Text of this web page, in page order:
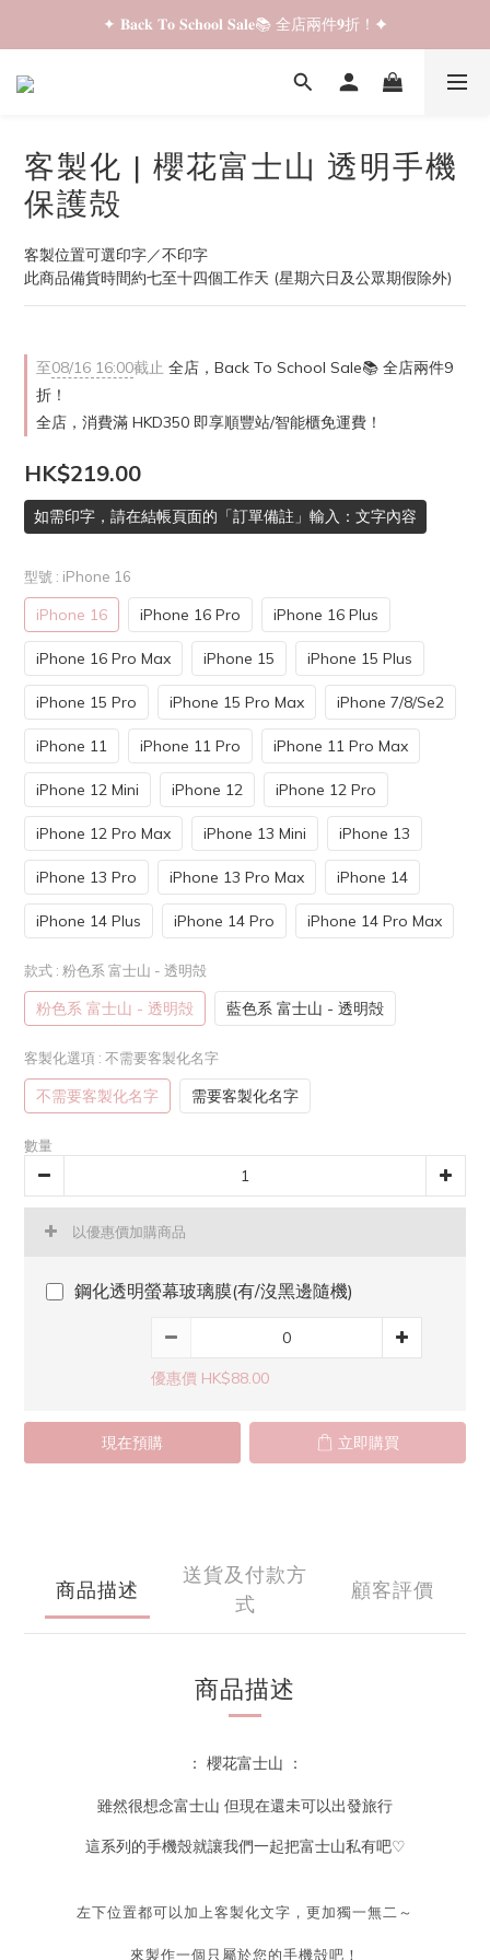
✦ 𝐁𝐚𝐜𝐤 𝐓𝐨 𝐒𝐜𝐡𝐨𝐨𝐥 𝐒𝐚𝐥𝐞📚 全店兩件𝟗折！✦
✦ 𝐁𝐚𝐜𝐤 𝐓𝐨 𝐒𝐜𝐡𝐨𝐨𝐥 𝐒𝐚𝐥𝐞📚 全店兩件𝟗折！✦
✦ 全店購物滿 𝐇𝐊𝐃𝟑𝟓𝟎 即享順豐站/智能櫃免運費！✦
客製化 | 櫻花富士山 透明手機
保護殻
客製位置可選印字／不印字
此商品備貨時間約七至十四個工作天 (星期六日及公眾期假除外)
至08/16 16:00截止 全店，Back To School Sale📚 全店兩件9
折！
全店，消費滿 HKD350 即享順豐站/智能櫃免運費！
HK$219.00
如需印字，請在結帳頁面的「訂單備註」輸入：文字內容
型號 : iPhone 16
iPhone 16 iPhone 16 Pro iPhone 16 Plus
iPhone 16 Pro Max iPhone 15 iPhone 15 Plus
iPhone 15 Pro iPhone 15 Pro Max iPhone 7/8/Se2
iPhone 11 iPhone 11 Pro iPhone 11 Pro Max
iPhone 12 Mini iPhone 12 iPhone 12 Pro
iPhone 12 Pro Max iPhone 13 Mini iPhone 13
iPhone 13 Pro iPhone 13 Pro Max iPhone 14
iPhone 14 Plus iPhone 14 Pro iPhone 14 Pro Max
款式 : 粉色系 富士山 - 透明殻
粉色系 富士山 - 透明殻 藍色系 富士山 - 透明殻
客製化選項 : 不需要客製化名字
不需要客製化名字 需要客製化名字
數量
以優惠價加購商品
鋼化透明螢幕玻璃膜(有/沒黑邊隨機)
優惠價 HK$88.00
現在預購 立即購買
商品描述
送貨及付款方
式
顧客評價
商品描述
： 櫻花富士山 ：
雖然很想念富士山 但現在還未可以出發旅行
這系列的手機殼就讓我們一起把富士山私有吧♡
左下位置都可以加上客製化文字，更加獨一無二～
來製作一個只屬於您的手機殻吧！